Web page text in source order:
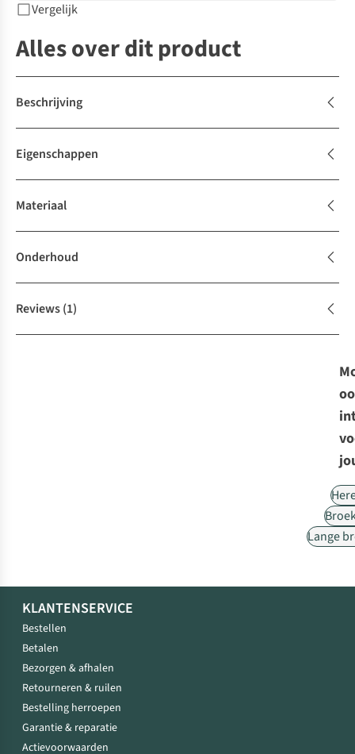
Vergelijk
Alles over dit product
Beschrijving
Eigenschappen
Materiaal
Onderhoud
Reviews(1)
Lange
KLANTENSERVICE
Bestellen
Betalen
Bezorgen & afhalen
Retourneren & ruilen
Bestelling herroepen
Garantie & reparatie
Actievoorwaarden